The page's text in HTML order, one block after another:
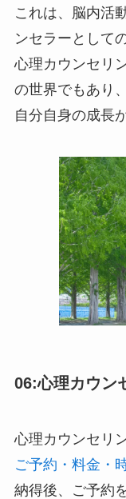
これは、脳内活
ンセラーとして
心理カウンセリ
の世界でもあり
自分自身の成長
06:心理カウン
心理カウンセリ
ご予約・料金・
納得後、ご予約